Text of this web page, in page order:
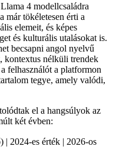
4 modellcsaládra
már tökéletesen érti a
elemeit, és képes
és kulturális utalásokat is.
becsapni angol nyelvű
kontextus nélküli trendek
felhasználót a platformon
tegye, amely valódi,
el a hangsúlyok az
két évben:
2024-es érték | 2026-os